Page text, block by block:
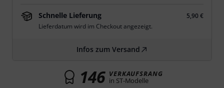
Schnelle Lieferung
5,90 €
Lieferdatum wird im Checkout angezeigt.
Infos zum Versand
146 VERKAUFSRANG
in ST-Modelle